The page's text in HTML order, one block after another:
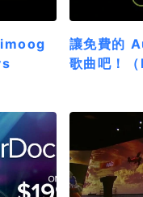
讓免費的
歌曲吧！